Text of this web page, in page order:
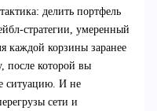
делить портфель
умеренный
каждой корзины заранее
после которой вы
ситуацию. И не
сети и